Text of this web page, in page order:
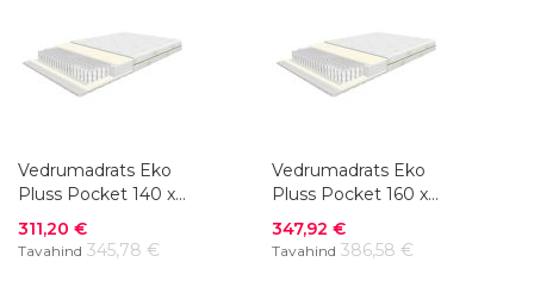
Vedrumadrats Eko
Pluss Pocket 140 x
200 cm
Soodushind
311,20 €
Tavahind 345,78 €
Vedrumadrats Eko
Pluss Pocket 160 x
200 cm
Soodushind
347,92 €
Tavahind 386,58 €